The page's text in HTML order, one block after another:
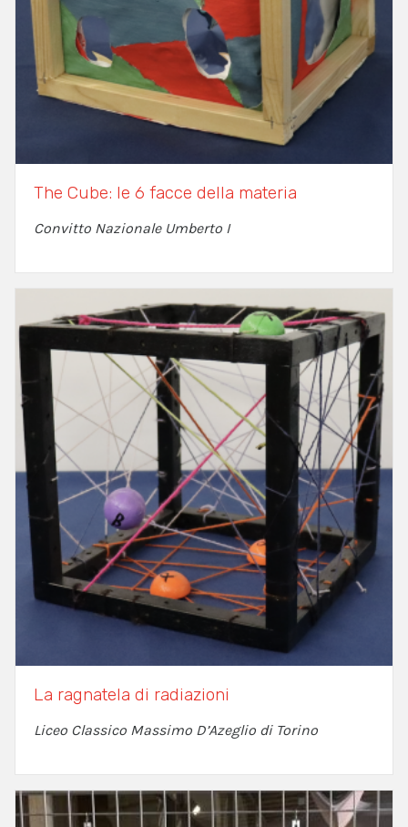
The Cube: le 6 facce della materia
Convitto Nazionale Umberto I
La ragnatela di radiazioni
Liceo Classico Massimo D’Azeglio di Torino